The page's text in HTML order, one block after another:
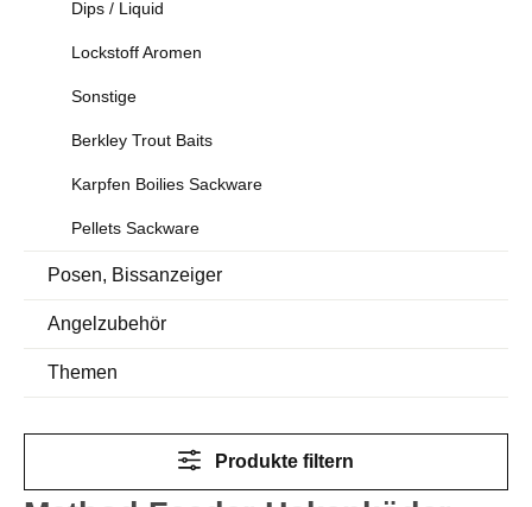
Dips / Liquid
Lockstoff Aromen
Sonstige
Berkley Trout Baits
Karpfen Boilies Sackware
Pellets Sackware
Posen, Bissanzeiger
Angelzubehör
Themen
Produkte filtern